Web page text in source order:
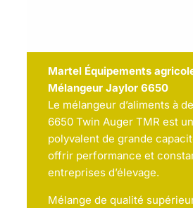
Martel Équipements
Mélangeur Jaylor 6650
Le mélangeur d’aliments à
6650 Twin Auger TMR est
polyvalent de grande
offrir performance et
entreprises d’élevage.
Mélange de qualité